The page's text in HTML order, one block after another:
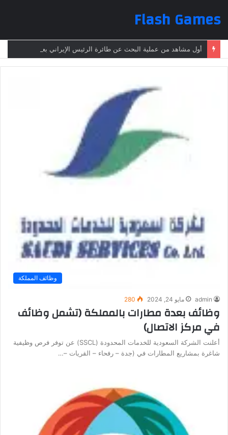
Flash Games
وظائف المملكة
admin مايو 24, 2024 280
وظائف بعدة مطارات بالمملكة (تشمل وظائف
في مركز الاتصال)
أعلنت الشركة السعودية للخدمات المحدودة (SSCL) عن توفر فرص وظيفية
شاغرة بمشاريع المطارات في (جدة – رفحاء – القريات –…